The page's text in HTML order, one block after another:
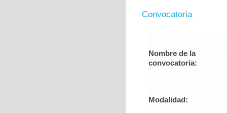
Convocatoria
Nombre de la
convocatoria:
Modalidad: